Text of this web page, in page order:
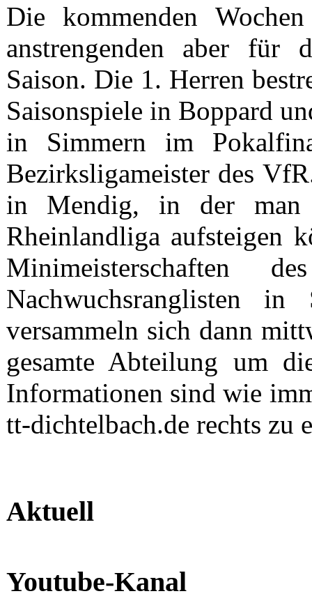
Die kommenden
anstrengenden aber für
Saison. Die 1. Herren
Saisonspiele in Boppard
in Simmern im
Bezirksligameister des
in Mendig, in der
Rheinlandliga aufsteigen
Nachwuchsranglisten
versammeln sich dann
gesamte Abteilung um
Informationen sind wie
tt-dichtelbach.de rechts zu
Aktuell
Youtube-Kanal